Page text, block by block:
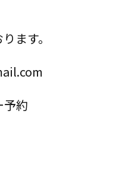
ます。
予約